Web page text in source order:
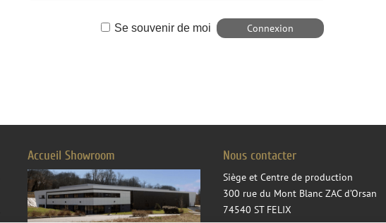
Se souvenir de moi
Accueil Showroom Nous contacter
Siège et Centre de production
300 rue du Mont Blanc ZAC d’Orsan
74540 ST FELIX